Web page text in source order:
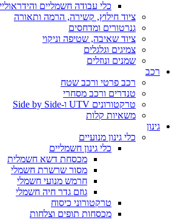
כלי עבודה חשמליים
ציוד חילוץ, קשירה, הרמה ותאורה
גנרטורים ומדחסים
ציוד שאיבה, שטיפה וניקוי
צמיגים וגלגלים
שמנים ונוזלים
רכב
רכב פרטי ורכב שטח
טנדרים ורכב מסחרי
טרקטורונים UTV ו-Side by Side
משאיות קלות
גינון
כלי גינון מנועיים
כלי גינון חשמליים
מכסחת דשא חשמלית
מסור שרשרת חשמלי
חרמש מנועי חשמלי
גוזם גדר חיה חשמלי
טרקטורוני כיסוח
מכסחות תופים וצלחות